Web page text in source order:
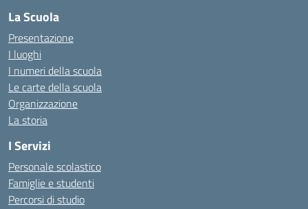
La Scuola
Presentazione
I luoghi
I numeri della scuola
Le carte della scuola
Organizzazione
La storia
I Servizi
Personale scolastico
Famiglie e studenti
Percorsi di studio